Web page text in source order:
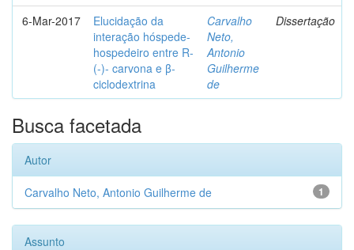
6-Mar-2017
Elucidação da
interação hóspede-
hospedeiro entre R-
(-)- carvona e β-
ciclodextrina
Carvalho
Neto,
Antonio
Guilherme
de
Dissertação
Busca facetada
Autor
1
Carvalho Neto, Antonio Guilherme de
Assunto